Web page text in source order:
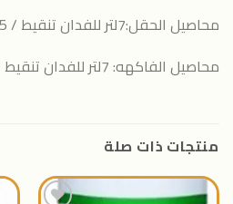
محاصيل الحقل:7لتر للفدان تنقيط / 25لتر للفدان غمر
محاصيل الفاكهه: 7لتر للفدان تنقيط / 25لتر للفدان غمر
منتجات ذات صلة